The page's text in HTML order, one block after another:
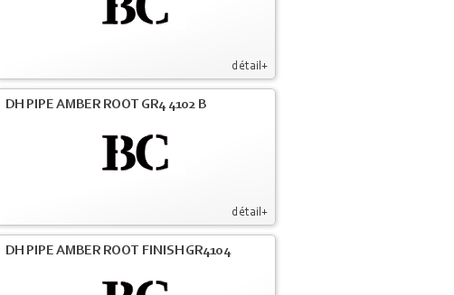
détail+
détail+
DH PIPE AMBER ROOT GR4 4102 B
DH PIPE AMBER ROOT FINISH GR4104